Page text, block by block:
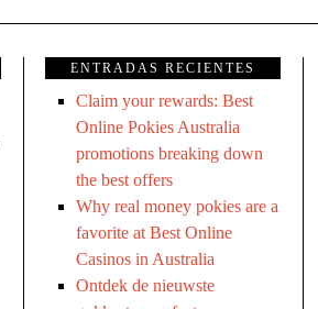
ENTRADAS RECIENTES
Claim your rewards: Best
Online Pokies Australia
promotions breaking down
the best offers
Why real money pokies are a
favorite at Best Online
Casinos in Australia
Ontdek de nieuwste